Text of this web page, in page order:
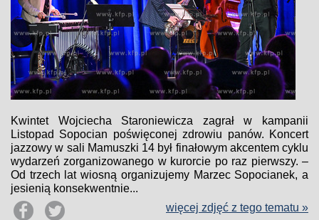
Kwintet Wojciecha Staroniewicza zagrał w kampanii
Listopad Sopocian poświęconej zdrowiu panów. Koncert
jazzowy w sali Mamuszki 14 był finałowym akcentem cyklu
wydarzeń zorganizowanego w kurorcie po raz pierwszy. –
Od trzech lat wiosną organizujemy Marzec Sopocianek, a
jesienią konsekwentnie...
więcej zdjęć z tego tematu »